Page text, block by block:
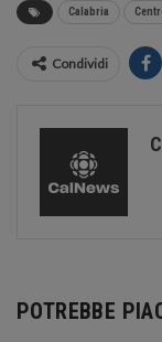
Calabria
Condividi
POTREBBE